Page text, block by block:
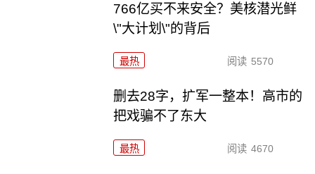
766亿买不来安全？美核潜光鲜
\"大计划\"的背后
最热 阅读 5570
删去28字，扩军一整本！高市的
把戏骗不了东大
最热 阅读 4670